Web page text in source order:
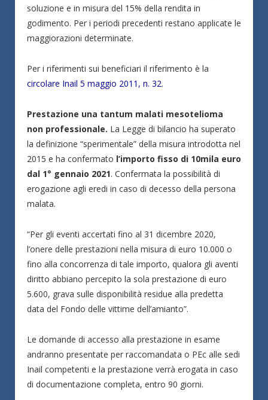
soluzione e in misura del 15% della rendita in
godimento. Per i periodi precedenti restano applicate le
maggiorazioni determinate.
Per i riferimenti sui beneficiari il riferimento è la
circolare Inail 5 maggio 2011, n. 32.
Prestazione una tantum malati mesotelioma
non professionale. La Legge di bilancio ha superato
la definizione “sperimentale” della misura introdotta nel
2015 e ha confermato l’importo fisso di 10mila euro
dal 1° gennaio 2021. Confermata la possibilità di
erogazione agli eredi in caso di decesso della persona
malata.
“Per gli eventi accertati fino al 31 dicembre 2020,
l’onere delle prestazioni nella misura di euro 10.000 o
fino alla concorrenza di tale importo, qualora gli aventi
diritto abbiano percepito la sola prestazione di euro
5.600, grava sulle disponibilità residue alla predetta
data del Fondo delle vittime dell’amianto”.
Le domande di accesso alla prestazione in esame
andranno presentate per raccomandata o PEc alle sedi
Inail competenti e la prestazione verrà erogata in caso
di documentazione completa, entro 90 giorni.